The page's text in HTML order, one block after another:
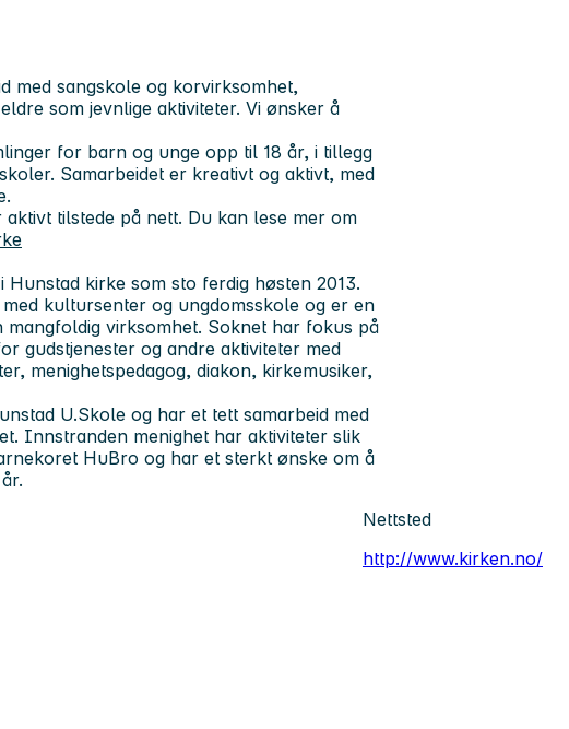
med sangskole og korvirksomhet,
som jevnlige aktiviteter. Vi ønsker å
for barn og unge opp til 18 år, i tillegg
Samarbeidet er kreativt og aktivt, med
tilstede på nett. Du kan lese mer om
kirke som sto ferdig høsten 2013.
kultursenter og ungdomsskole og er en
virksomhet. Soknet har fokus på
gudstjenester og andre aktiviteter med
menighetspedagog, diakon, kirkemusiker,
U.Skole og har et tett samarbeid med
Innstranden menighet har aktiviteter slik
HuBro og har et sterkt ønske om å
Nettsted
http://www.kirken.no/